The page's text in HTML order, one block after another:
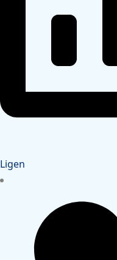
Ligen